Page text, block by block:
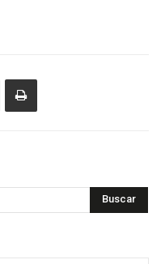
Buscar